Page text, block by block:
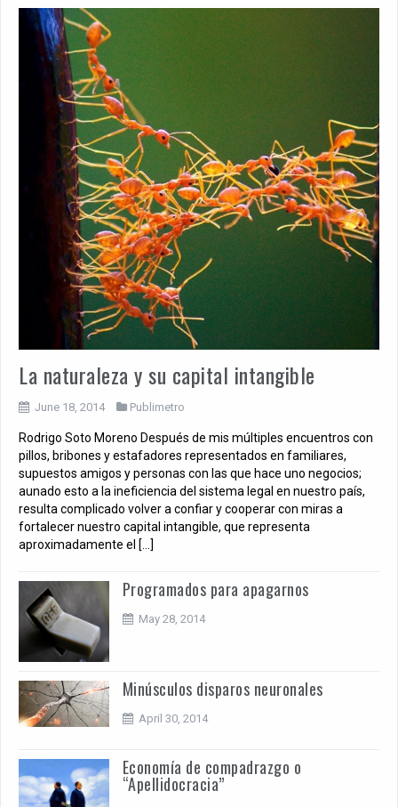
La naturaleza y su capital intangible
June 18, 2014 Publimetro
Rodrigo Soto Moreno Después de mis múltiples encuentros con
pillos, bribones y estafadores representados en familiares,
supuestos amigos y personas con las que hace uno negocios;
aunado esto a la ineficiencia del sistema legal en nuestro país,
resulta complicado volver a confiar y cooperar con miras a
fortalecer nuestro capital intangible, que representa
aproximadamente el […]
Programados para apagarnos
May 28, 2014
Minúsculos disparos neuronales
April 30, 2014
Economía de compadrazgo o
“Apellidocracia”